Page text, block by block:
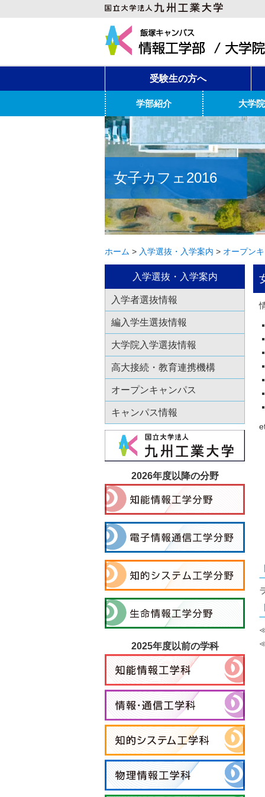
受験生の方へ
学部紹介 大学院
女子カフェ2016
ホーム > 入学選抜・入学案内 > オープン
入学選抜・入学案内
入学者選抜情報
編入学生選抜情報
大学院入学選抜情報
高大接続・教育連携機構
オープンキャンパス
キャンパス情報
2026年度以降の分野
2025年度以前の学科